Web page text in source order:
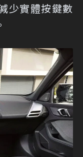
少實體按鍵數